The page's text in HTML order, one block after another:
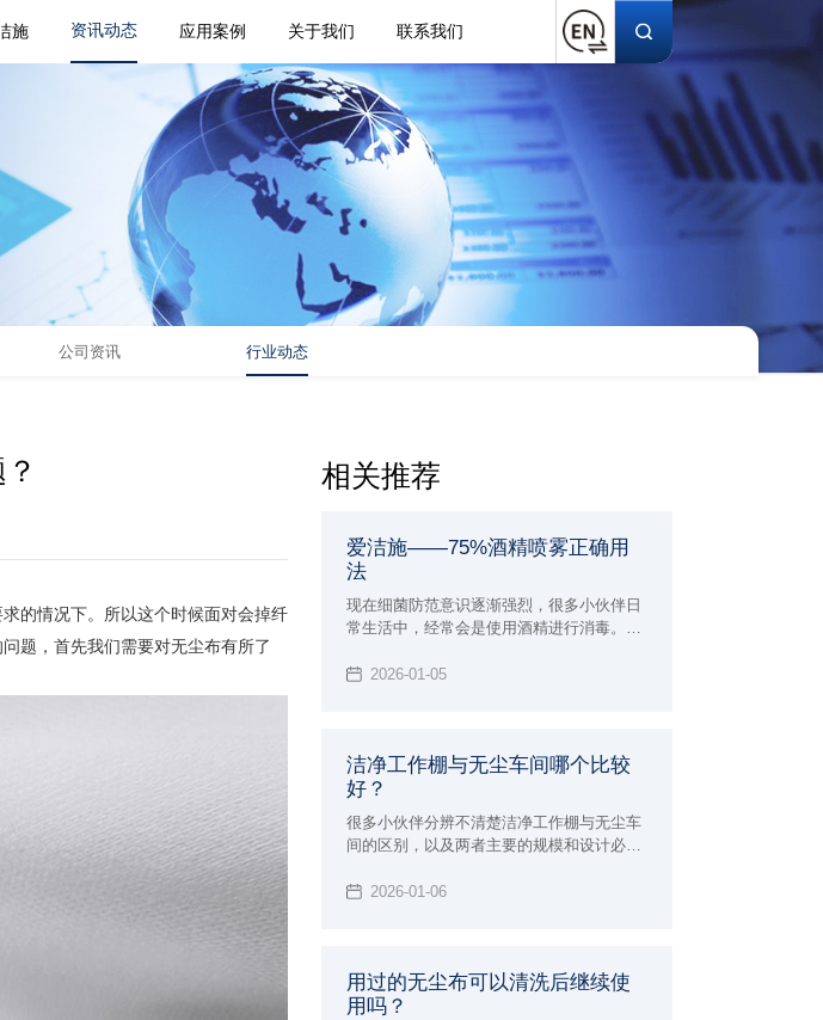
施 资讯动态 应用案例 关于我们 联系我们
公司资讯 行业动态
的情况下。所以这个时候面对会掉纤
题，首先我们需要对无尘布有所了
相关推荐
爱洁施——75%酒精喷雾正确用
法
现在细菌防范意识逐渐强烈，很多小伙伴日
常生活中，经常会是使用酒精进行消毒。但
辉来简单介绍一下75酒精喷雾正确用，了解
2026-01-05
洁净工作棚与无尘车间哪个比较
好？
很多小伙伴分辨不清楚洁净工作棚与无尘车
间的区别，以及两者主要的规模和设计必备
念，洁净工作棚与无尘车间的应用领域是不
2026-01-06
用过的无尘布可以清洗后继续使
用吗？